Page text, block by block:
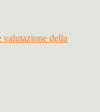
valutazione della